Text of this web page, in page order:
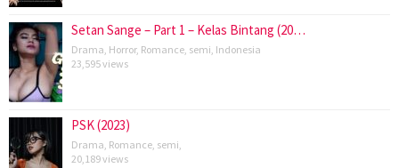
Setan Sange – Part 1 – Kelas Bintang (20…
Drama Horror, Romance semi Indonesia
23,595 views
PSK (2023)
Drama Romance semi
20,189 views